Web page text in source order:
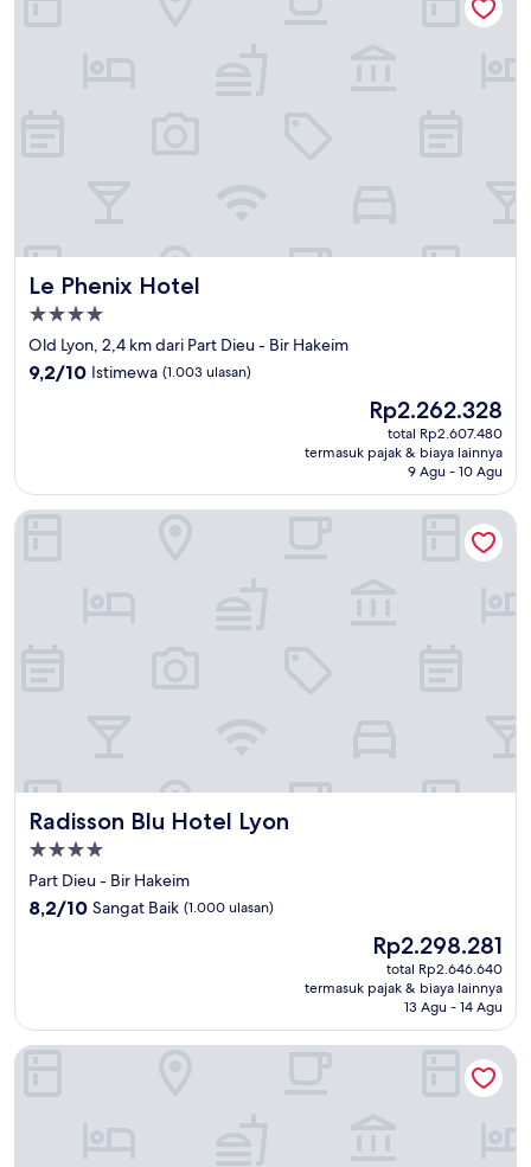
Le Phenix Hotel
Le Phenix Hotel
Properti
bintang
4.0
Old Lyon, 2,4 km dari Part Dieu - Bir Hakeim
9.2
9,2/10 Istimewa (1.003 ulasan)
Harga
sekarang
Rp2.262.328
Rp2.262.328
total Rp2.607.480
termasuk pajak & biaya lainnya
9 Agu - 10 Agu
Radisson Blu Hotel Lyon
Radisson Blu Hotel Lyon
Properti
bintang
4.0
Part Dieu - Bir Hakeim
8.2
ulasan)
8,2/10 Sangat Baik (1.000 ulasan)
Harga
sekarang
Rp2.298.281
Rp2.298.281
total Rp2.646.640
termasuk pajak & biaya lainnya
13 Agu - 14 Agu
Radisson Blu Hotel Lyon
Residhotel Lyon Part Dieu